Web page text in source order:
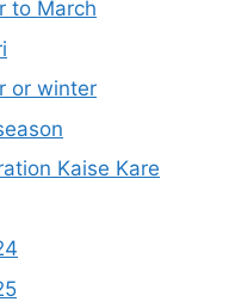
to March
or winter
Kaise Kare